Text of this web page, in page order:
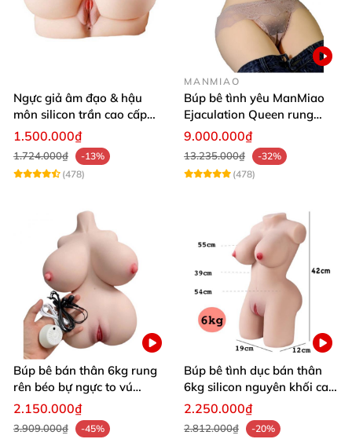
Ngực giả âm đạo & hậu
môn silicon trần cao cấp
mềm mịn - Man
Mastuebator 3kg
1.500.000₫
1.724.000₫
-13%
(478)
MANMIAO
Búp bê tình yêu ManMiao
Ejaculation Queen rung
cảm biến sưởi ấm phun
nước thông minh
9.000.000₫
13.235.000₫
-32%
(478)
Búp bê bán thân 6kg rung
rên béo bự ngực to vú
khủng siêu múp
2.150.000₫
3.909.000₫
-45%
Búp bê tình dục bán thân
6kg silicon nguyên khối cao
cấp giá rẻ
2.250.000₫
2.812.000₫
-20%